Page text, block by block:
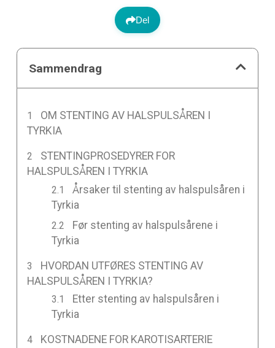
Del
Sammendrag
OM STENTING AV HALSPULSÅREN I
TYRKIA
STENTINGPROSEDYRER FOR
HALSPULSÅREN I TYRKIA
Årsaker til stenting av halspulsåren i
Tyrkia
Før stenting av halspulsårene i
Tyrkia
HVORDAN UTFØRES STENTING AV
HALSPULSÅREN I TYRKIA?
Etter stenting av halspulsåren i
Tyrkia
KOSTNADENE FOR KAROTISARTERIE